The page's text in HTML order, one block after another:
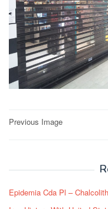
Post
Previous Image
Epidemia Cda Pl –